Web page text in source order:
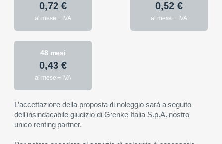
0,72 €
al mese + IVA
0,52 €
al mese + IVA
48 mesi
0,43 €
al mese + IVA
L’accettazione della proposta di noleggio sarà a seguito
dell’insindacabile giudizio di Grenke Italia S.p.A. nostro
unico renting partner.